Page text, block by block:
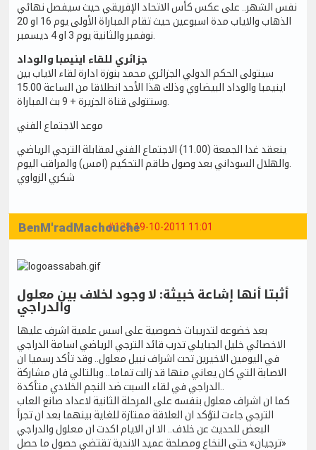
نفس الشهر.. على عكس كأس الاتحاد الإفريقي حيث سيفصل نهائي
الذهاب والاياب مدة اسبوعين حيث تقام المباراة الأولى يوم 16 او 20
نوفمبر والثانية يوم 3 او 4 ديسمبر.
جزائري للقاء اينيمبا والوداد
سيتولى الحكم الدولي الجزائري محمد بنوزة ادارة لقاء الاياب بين
اينيمبا والوداد البيضاوي وذلك هذا الأحد انطلاقا من الساعة 15.00
وستتولى قناة الجزيرة + 9 بث المباراة.
موعد الاجتماع الفني
ينعقد غدا الجمعة (11.00) الاجتماع الفني لمقابلة الترجي الرياضي
والهلال السوداني بعد وصول طاقم التحكيم (امس) والمراقب اليوم.
شكري الزواوي
#128 19-10-2011 11:01
BenM'radMachouche
أثبتا أنها إشاعة خبيثة: لا وجود لخلاف بين معلول
والدراجي
بعد خضوعه لتدريبات خصوصية على اسس علمية اشرف عليها
الاخصائي خليل الجبايلي تدرب قائد الترجي الرياضي اسامة الدراجي
في اليومين الاخيرين تحت اشراف نبيل معلول.. وقد تأكد رسميا ان
الاصابة التي كان يعاني منها قد زالت تماما.. وبالتالي فان مشاركة
الدراجي في لقاء السبت ضد النجم الخلادي متأكدة..
كما ان اشراف معلول بنفسه على المرحلة الثانية لاعداد صانع العاب
الترجي جاءت لتؤكد ان العلاقة ممتازة للغاية بينهما بعد ان تجرأ
البعض للحديث عن خلاف.. الا ان الايام اكدت ان معلول والدراجي
«ترجيان» حتى النخاع ومصلحة عميد الاندية تقتضي حصول ما حصل